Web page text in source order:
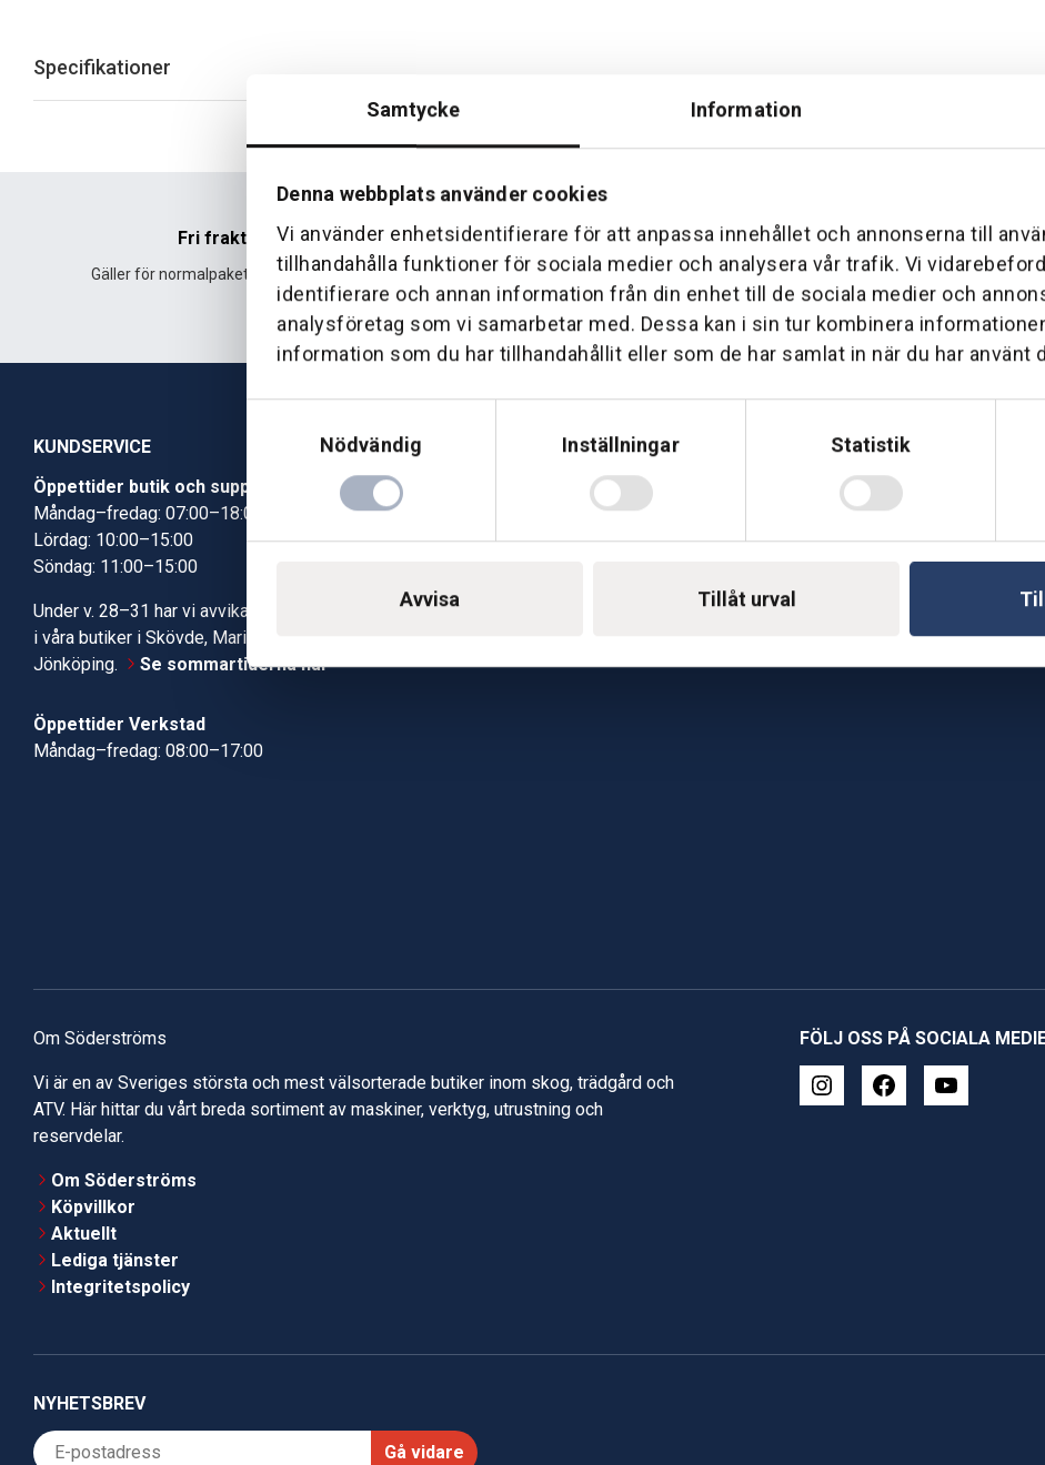
Samtycke Information
Denna webbplats använder cookies
Vi använder enhetsidentifierare för att anpassa innehållet och annonserna till
tillhandahålla funktioner för sociala medier och analysera vår trafik. Vi
identifierare och annan information från din enhet till de sociala medier och
analysföretag som vi samarbetar med. Dessa kan i sin tur kombinera
information som du har tillhandahållit eller som de har samlat in när du har använt
Nödvändig
Inställningar Statistik
Avvisa Tillåt urval
Specifikationer
Fri frakt
Gäller för normalpaket över 500 kr.
Hemleverans
Leverans fram till din dörr. Oavsett storlek.
Över 30 års erfarenhet
Företaget startade 1 januari 1995 och
sedan dess haft en god tillväxt.
KUNDSERVICE
Öppettider butik och support
Måndag–fredag: 07:00–18:00
Lördag: 10:00–15:00
Söndag: 11:00–15:00
Under v. 28–31 har vi avvikande öppettider
i våra butiker i Skövde, Mariestad och
Jönköping.
Se sommartiderna här
Öppettider Verkstad
Måndag–fredag: 08:00–17:00
Butik Skövde
Butik Jönköping
Kundcenter
Boka tid i verkstad
Telefon: 0500-414 130
Gå till vår företagssupport
Om Söderströms
Vi är en av Sveriges största och mest välsorterade butiker inom skog, trädgård och
ATV. Här hittar du vårt breda sortiment av maskiner, verktyg, utrustning och
reservdelar.
Om Söderströms
Köpvillkor
Aktuellt
Lediga tjänster
Integritetspolicy
FÖLJ OSS PÅ SOCIALA
NYHETSBREV
Gå vidare